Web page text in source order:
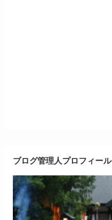
ブログ管理人プロフィール